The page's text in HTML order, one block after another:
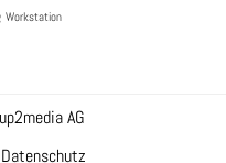
Workstation
AG
Datenschutz